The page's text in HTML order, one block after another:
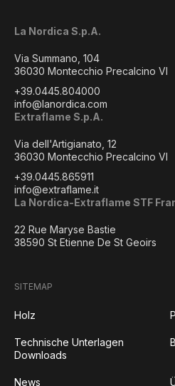
La Nordica S.p.A.
Via Summano, 104
36030 Montecchio Precalcino VI
+39.0445.804000
info@lanordica.com
Extraflame S.p.A.
Via dell'Artigianato, 12
36030 Montecchio Precalcino VI
+39.0445.865911
info@extraflame.it
La Nordica-Extraflame STF
22 Rue Maryse Bastie
38590 St Etienne De St Geoirs
SITEMAP
Holz
Technische Unterlagen
Downloads
News